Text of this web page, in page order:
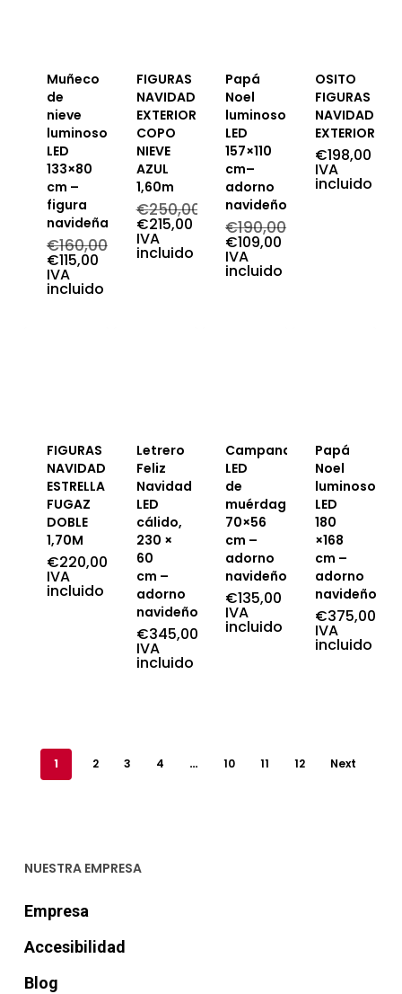
Muñeco
de
nieve
luminoso
LED
133×80
cm –
figura
navideña
€160,00
El
precio
original
€115,00
El
precio
IVA
incluido
FIGURAS
NAVIDAD
EXTERIOR
COPO
NIEVE
AZUL
1,60m
€250,00
El
precio
original
€215,00
El
precio
IVA
incluido
Papá
Noel
luminoso
LED
157×110
cm–
adorno
navideño
€190,00
El
precio
original
€109,00
El
precio
IVA
incluido
OSITO
FIGURAS
NAVIDAD
EXTERIOR
€198,00
IVA
incluido
FIGURAS
NAVIDAD
ESTRELLA
FUGAZ
DOBLE
1,70M
€220,00
IVA
incluido
Letrero
Feliz
Navidad
LED
cálido,
230 ×
60
cm –
adorno
navideño
€345,00
IVA
incluido
Campanas
LED
de
muérdago,
70×56
cm –
adorno
navideño
€135,00
IVA
incluido
Papá
Noel
luminoso
LED
180
×168
cm –
adorno
navideño
€375,00
IVA
incluido
1 2 3 4 … 10 11 12 Next
NUESTRA EMPRESA
Empresa
Accesibilidad
Blog